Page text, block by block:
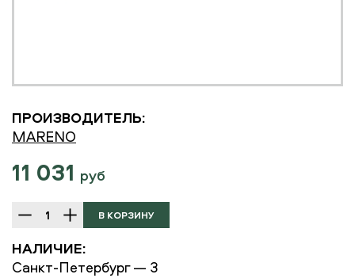
ПРОИЗВОДИТЕЛЬ:
MARENO
11 031 руб
НАЛИЧИЕ:
Санкт-Петербург — 3